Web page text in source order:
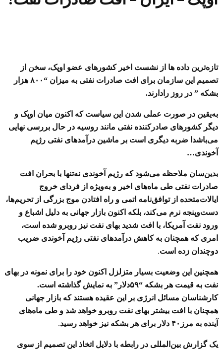
تازه‌ترین داده ها از نشست اخیر کشورهای عضو اوپک، سخن از
تصمیم این سازمان برای افت صادرات نفتی به میزان “۸۰۰ هزار
بشکه ” در روز رادارند.
به‌یقین در صورت عملی شدن این سیاست که اکنون میان اوپک و
دیگر کشورهای صادرکننده نفتی مانند روسیه در حال بررسی نهایی
می‌باشدا ضربه دیگری است بر ماشین درآمدهای نفتی رژیم
آخوندی…
بدین‌سان ملاحظه می‌شود که رژیم آخوندی نه‌تنها با بحران افت
صادرات نفتی طی ماه‌های اخیر و به‌ویژه از فردای خروج
ایالات‌متحده از توافق‌نامه اتمی و راه افتادن موج بزرگی از تحریم‌ها،
دست‌وپنجه نرم می‌کند، بلکه اکنون بازار جهانی به دلیل اشباع و
ورود نفت آمریکا، با افت شدید بهای نفت نیز روبرو شده است،
امری که همچنان به کاهش درآمدهای نفتی رژیم آخوندی ضریب
دوچندان زده است.
همچنین این وضعیت بسیار متزلزل اکنون خود را برای نمونه در بهای
نفت به قیمت هر بشکه “۵۹دلار” به نمایش گذاشته است.
کارشناسان مسائل انرژی بر این عقیده هستند که بازار جهانی
همچنان با افت بیشتر بهای نفت روبرو خواهد شد و طی ماه‌های
آینده به مرز۴۰ دلار برای هر بشکه نیز خواهد رسید
.
یک گزارش بین‌المللی در رابطه با دلایل اتخاذ این تصمیم از سوی